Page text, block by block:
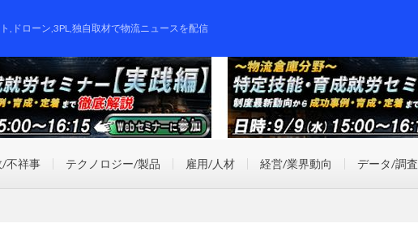
,ドローン,3PL,独自取材で物流ニュースを配信
/不祥事 テクノロジー/製品 雇用/人材 経営/業界動向 データ/調査